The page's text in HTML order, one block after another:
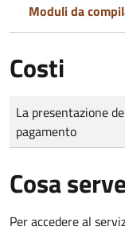
Moduli da
Costi
Tipo di pagamento
Importo
La presentazione
pagamento
Cosa
Per accedere al